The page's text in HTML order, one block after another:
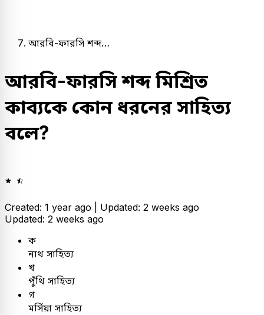
আরবি-ফারসি শব্দ…
আরবি-ফারসি শব্দ মিশ্রিত
কাব্যকে কোন ধরনের সাহিত্য
বলে?
Created: 1 year ago | Updated: 2 weeks ago
Updated: 2 weeks ago
ক
নাথ সাহিত্য
খ
পুঁথি সাহিত্য
গ
মর্সিয়া সাহিত্য